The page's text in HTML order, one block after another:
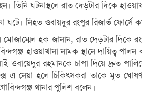
তিনি ঘটনাস্থলে রাত দেড়টার দিকে
ঘটে। নিহত ওবায়দুর রংপুর রিজার্ভ ফোর্সে
মোজাম্মেল হক জানান, রাত দেড়টার দিকে
হাওয়াখানা নামক স্থানে দায়িত্ব পালন
ওবায়েদুর রহমানকে চাপা দিয়ে দ্রুত
এ নেয়া হলে চিকিৎসকরা তাকে মৃত
থানার পুলিশ বলেন।